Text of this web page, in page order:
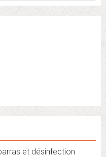
et désinfection